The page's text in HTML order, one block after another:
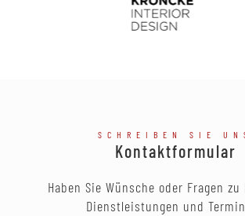
SCHREIBEN SIE
Kontaktformular
Haben Sie Wünsche oder Fragen
Dienstleistungen und